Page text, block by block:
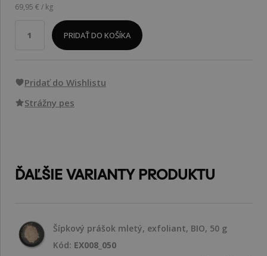
69,95 € / kg
PRIDAŤ DO KOŠÍKA
Pridať do Wishlistu
Strážny pes
ĎAĽŠIE VARIANTY PRODUKTU
Šípkový prášok mletý, exfoliant, BIO, 50 g
Kód: EX008_050